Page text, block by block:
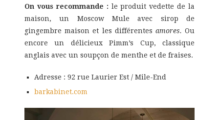
On vous recommande : le produit vedette de la
maison, un Moscow Mule avec sirop de
gingembre maison et les différentes amores. Ou
encore un délicieux Pimm’s Cup, classique
anglais avec un soupçon de menthe et de fraises.
Adresse : 92 rue Laurier Est / Mile-End
barkabinet.com